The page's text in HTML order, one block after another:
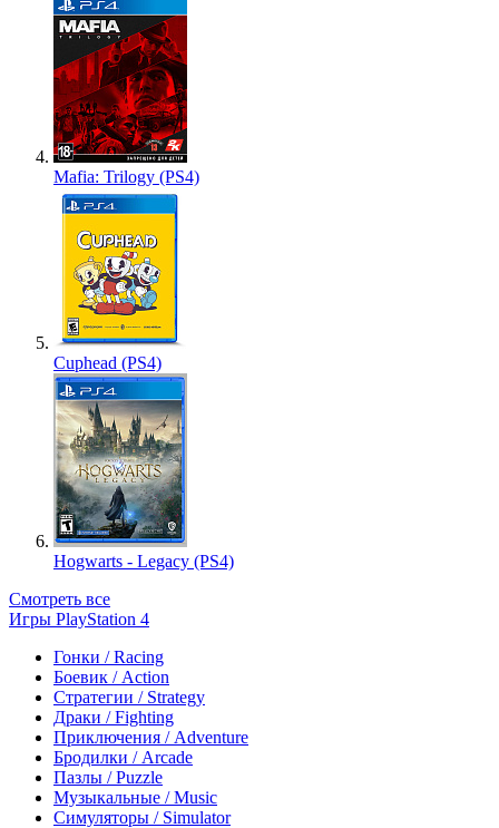
Mafia: Trilogy (PS4)
Cuphead (PS4)
Hogwarts - Legacy (PS4)
Смотреть все
Игры PlayStation 4
Гонки / Racing
Боевик / Action
Стратегии / Strategy
Драки / Fighting
Приключения / Adventure
Бродилки / Arcade
Пазлы / Puzzle
Музыкальные / Music
Симуляторы / Simulator